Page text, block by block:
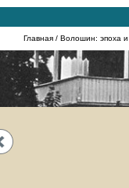
Главная / Волошин: эпоха